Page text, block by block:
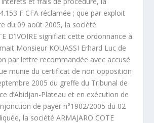
F CFA réclamée ; que par exploit
du 09 août 2005, la société
D’IVOIRE signifiait cette ordonnance à
Monsieur KOUASSI Erhard Luc de
par lettre recommandée avec accusé
munie du certificat de non opposition
2005 du greffe du Tribunal de
d’Abidjan-Plateau et en exécution de
de payer n°1902/2005 du 02
la société ARMAJARO COTE